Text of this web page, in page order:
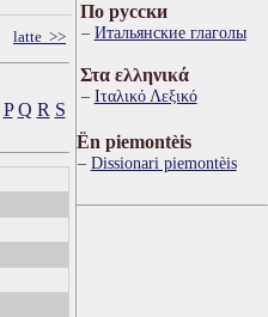
latte >>
P Q R S
По русски
Итальянские глаголы
Στα ελληνικά
Ιταλικό Λεξικό
Ën piemontèis
Dissionari piemontèis